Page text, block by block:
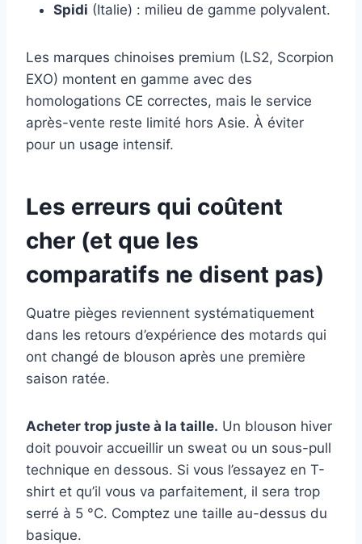
Spidi (Italie) : milieu de gamme polyvalent.
Les marques chinoises premium (LS2, Scorpion
EXO) montent en gamme avec des
homologations CE correctes, mais le service
après-vente reste limité hors Asie. À éviter
pour un usage intensif.
Les erreurs qui coûtent
cher (et que les
comparatifs ne disent pas)
Quatre pièges reviennent systématiquement
dans les retours d’expérience des motards qui
ont changé de blouson après une première
saison ratée.
Acheter trop juste à la taille. Un blouson hiver
doit pouvoir accueillir un sweat ou un sous-pull
technique en dessous. Si vous l’essayez en T-
shirt et qu’il vous va parfaitement, il sera trop
serré à 5 °C. Comptez une taille au-dessus du
basique.